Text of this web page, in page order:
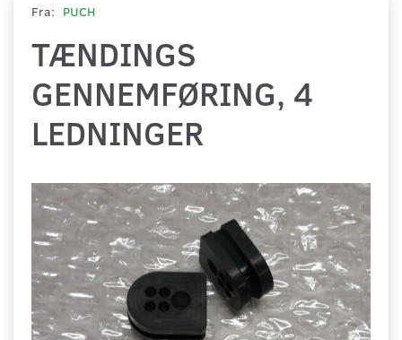
Fra: PUCH
TÆNDINGS
GENNEMFØRING, 4
LEDNINGER